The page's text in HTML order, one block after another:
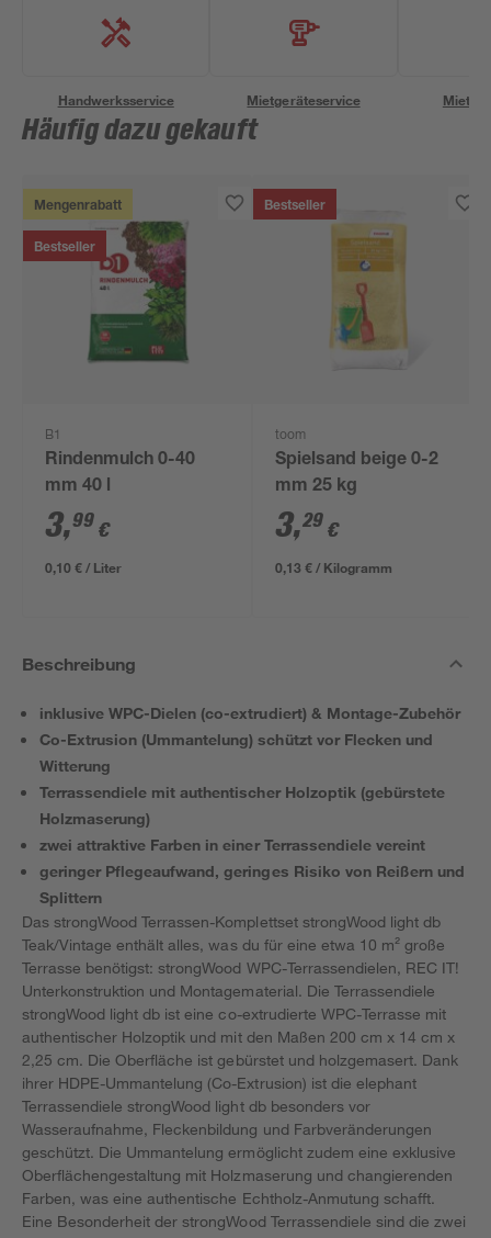
Handwerksservice Mietgeräteservice
Häufig dazu gekauft
Mengenrabatt
Bestseller
B1
Rindenmulch 0-40
mm 40 l
3,99 €
0,10 € / Liter
Bestseller
toom
Spielsand beige 0-2
mm 25 kg
3,29 €
0,13 € / Kilogramm
Beschreibung
inklusive WPC-Dielen (co-extrudiert) & Montage-Zubehör
Co-Extrusion (Ummantelung) schützt vor Flecken und
Witterung
Terrassendiele mit authentischer Holzoptik (gebürstete
Holzmaserung)
zwei attraktive Farben in einer Terrassendiele vereint
geringer Pflegeaufwand, geringes Risiko von Reißern und
Splittern
Das strongWood Terrassen-Komplettset strongWood light db
Teak/Vintage enthält alles, was du für eine etwa 10 m² große
Terrasse benötigst: strongWood WPC-Terrassendielen, REC IT!
Unterkonstruktion und Montagematerial. Die Terrassendiele
strongWood light db ist eine co-extrudierte WPC-Terrasse mit
authentischer Holzoptik und mit den Maßen 200 cm x 14 cm x
2,25 cm. Die Oberfläche ist gebürstet und holzgemasert. Dank
ihrer HDPE-Ummantelung (Co-Extrusion) ist die elephant
Terrassendiele strongWood light db besonders vor
Wasseraufnahme, Fleckenbildung und Farbveränderungen
geschützt. Die Ummantelung ermöglicht zudem eine exklusive
Oberflächengestaltung mit Holzmaserung und changierenden
Farben, was eine authentische Echtholz-Anmutung schafft.
Eine Besonderheit der strongWood Terrassendiele sind die zwei